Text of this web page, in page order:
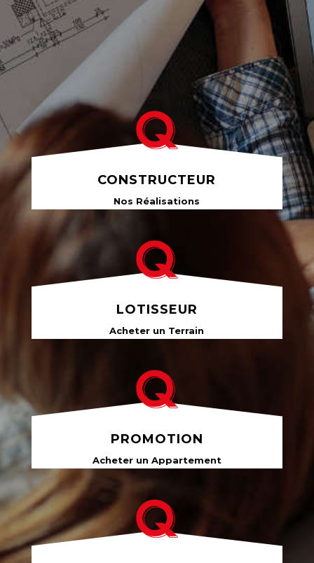
CONSTRUCTEUR
Nos Réalisations
LOTISSEUR
Acheter un Terrain
PROMOTION
Acheter un Appartement